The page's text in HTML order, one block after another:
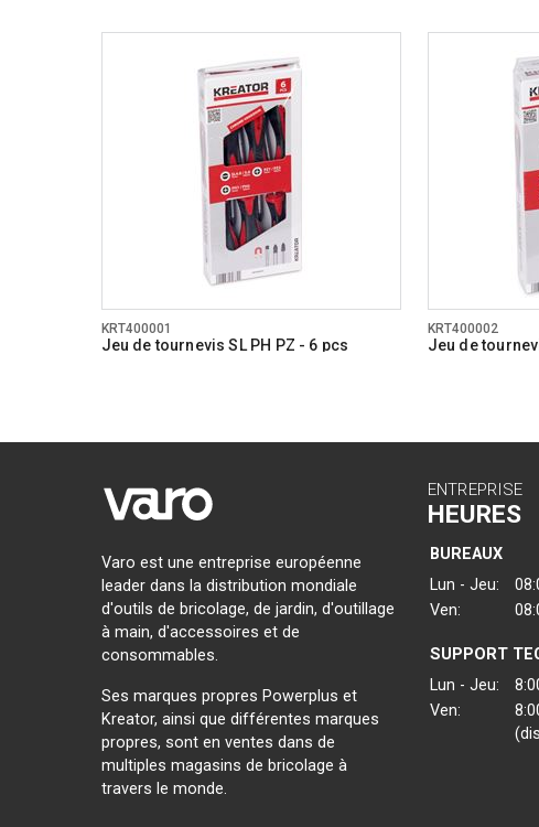
KRT400001
Jeu de tournevis SL PH PZ - 6 pcs
KRT400002
Jeu de
Varo est une entreprise européenne
leader dans la distribution mondiale
d'outils de bricolage, de jardin, d'outillage
à main, d'accessoires et de
consommables.
Ses marques propres Powerplus et
Kreator, ainsi que différentes marques
propres, sont en ventes dans de
multiples magasins de bricolage à
travers le monde.
ENTREPRISE
HEURES
BUREAUX
Lun - Jeu:
Ven:
SUPPORT
Lun - Jeu:
Ven: